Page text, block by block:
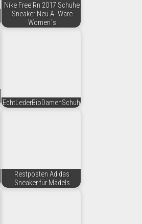
Nike Free Rn 2017 Schuhe
Sneaker Neu A- Ware
Women´s
EchtLederBioDamenSchuhe
Restposten Adidas
Sneaker für Mädels